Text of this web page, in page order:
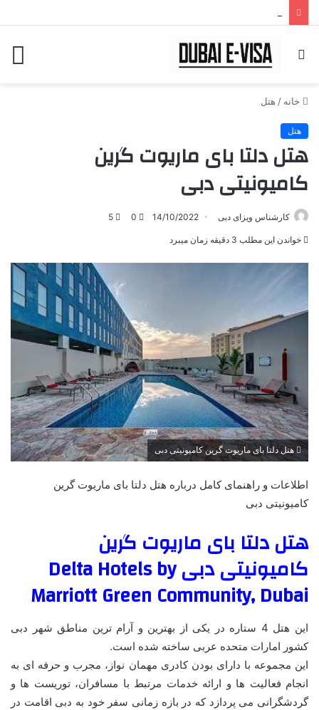
جستجو
خانه / هتل
هتل
هتل دلتا بای ماریوت گرین
کامیونیتی دبی
کارشناس ویزای دبی 14/10/2022
0
5
خواندن این مطلب 3 دقیقه زمان میبرد
هتل دلتا بای ماریوت گرین کامیونیتی دبی
اطلاعات و راهنمای کامل درباره هتل دلتا بای ماریوت گرین
کامیونیتی دبی
هتل دلتا بای ماریوت گرین
کامیونیتی دبی Delta Hotels by
Marriott Green Community, Dubai
این هتل 4 ستاره در یکی از بهترین و آرام ترین مناطق شهر دبی
کشور امارات متحده عربی ساخته شده است.
این مجموعه با دارای بودن کادری مهمان نواز، مجرب و حرفه ای به
انجام فعالیت ها و ارائه خدمات مرتبط با مسافران، توریست ها و
گردشگرانی می پردازد که در بازه زمانی سفر خود به دبی اقامت در